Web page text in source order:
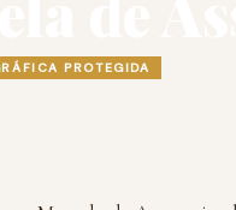
PROTEGIDA